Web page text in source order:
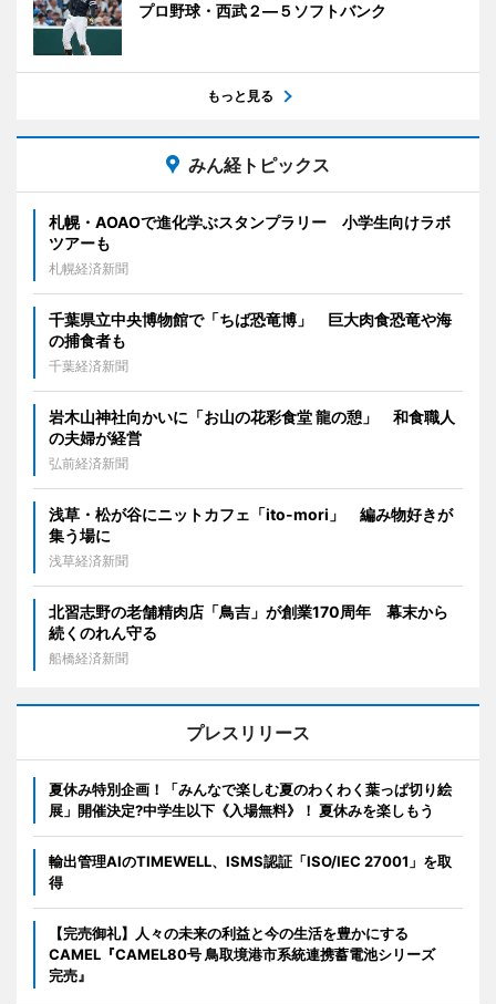
プロ野球・西武２―５ソフトバンク
もっと見る
みん経トピックス
札幌・AOAOで進化学ぶスタンプラリー 小学生向けラボ
ツアーも
札幌経済新聞
千葉県立中央博物館で「ちば恐竜博」 巨大肉食恐竜や海
の捕食者も
千葉経済新聞
岩木山神社向かいに「お山の花彩食堂 龍の憩」 和食職人
の夫婦が経営
弘前経済新聞
浅草・松が谷にニットカフェ「ito-mori」 編み物好きが
集う場に
浅草経済新聞
北習志野の老舗精肉店「鳥吉」が創業170周年 幕末から
続くのれん守る
船橋経済新聞
プレスリリース
夏休み特別企画！「みんなで楽しむ夏のわくわく葉っぱ切り絵
展」開催決定?中学生以下《入場無料》！ 夏休みを楽しもう
輸出管理AIのTIMEWELL、ISMS認証「ISO/IEC 27001」を取
得
【完売御礼】人々の未来の利益と今の生活を豊かにする
CAMEL『CAMEL80号 鳥取境港市系統連携蓄電池シリーズ
完売』